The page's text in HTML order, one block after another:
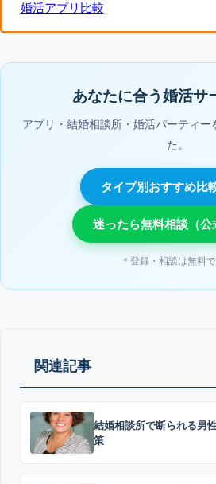
婚活アプリ比較
あなたに合う婚活サ
アプリ・結婚相談所・婚活パーティー
た。
タイプ別おすすめ比
迷ったら無料相談（公
＊登録・相談は無料で
関連記事
結婚相談所で断られる男
策